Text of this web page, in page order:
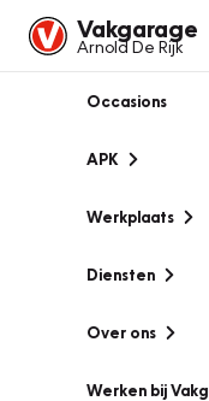
Vakgarage
Arnold De Rijk
Occasions
APK
Werkplaats
Diensten
Over ons
Werken bij